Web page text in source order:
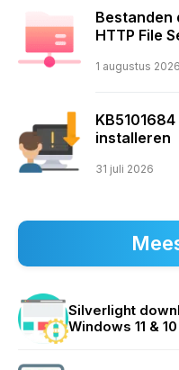
Bestanden
HTTP File
1 augustus 2026
installeren
31 juli 2026
Silverlight
Windows 11 & 10